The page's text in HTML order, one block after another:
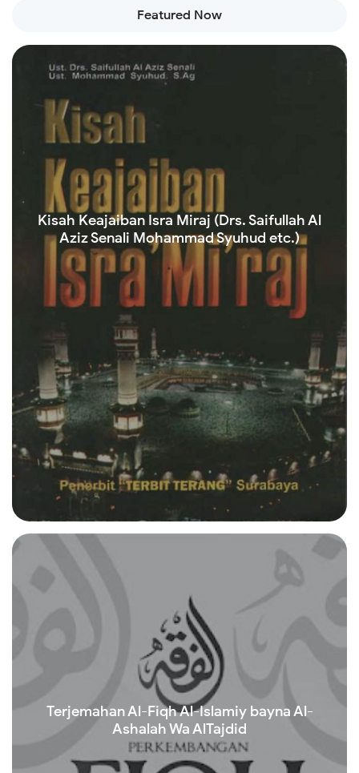
Featured Now
Kisah Keajaiban Isra Miraj (Drs. Saifullah Al
Aziz Senali Mohammad Syuhud etc.)
Read more
Terjemahan Al-Fiqh Al-Islamiy bayna Al-
Ashalah Wa AlTajdid